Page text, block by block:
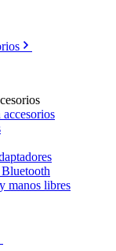
manos libres